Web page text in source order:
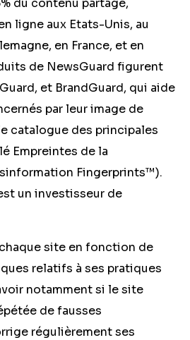
du contenu partagé,
ligne aux Etats-Unis, au
en France, et en
de NewsGuard figurent
et BrandGuard, qui aide
par leur image de
catalogue des principales
Empreintes de la
Fingerprints™).
un investisseur de
site en fonction de
relatifs à ses pratiques
notamment si le site
de fausses
régulièrement ses